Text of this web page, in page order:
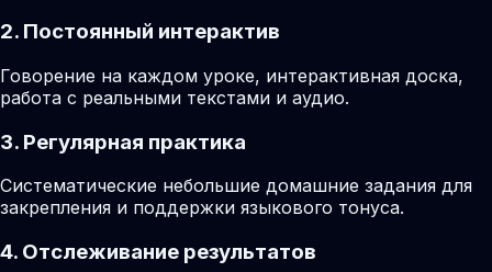
2. Постоянный интерактив
Говорение на каждом уроке, интерактивная доска,
работа с реальными текстами и аудио.
3. Регулярная практика
Систематические небольшие домашние задания для
закрепления и поддержки языкового тонуса.
4. Отслеживание результатов